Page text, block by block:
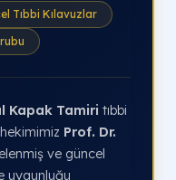
Tıbbi Kılavuzlar
Kapak Tamiri tıbbi
Prof. Dr.
ve güncel
uygunluğu